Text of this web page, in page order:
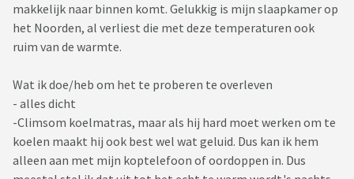
makkelijk naar binnen komt. Gelukkig is mijn slaapkamer op
het Noorden, al verliest die met deze temperaturen ook
ruim van de warmte.
Wat ik doe/heb om het te proberen te overleven
- alles dicht
-Climsom koelmatras, maar als hij hard moet werken om te
koelen maakt hij ook best wel wat geluid. Dus kan ik hem
alleen aan met mijn koptelefoon of oordoppen in. Dus